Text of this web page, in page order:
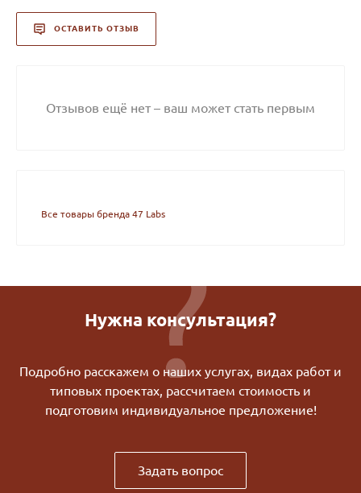
ОСТАВИТЬ ОТЗЫВ
Отзывов ещё нет – ваш может стать первым
Все товары бренда 47 Labs
Нужна консультация?
Подробно расскажем о наших услугах, видах работ и
типовых проектах, рассчитаем стоимость и
подготовим индивидуальное предложение!
Задать вопрос